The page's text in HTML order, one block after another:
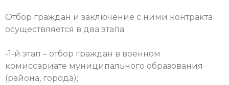
Отбор граждан и заключение с ними контракта
осуществляется в два этапа:
-1-й этап – отбор граждан в военном
комиссариате муниципального образования
(района, города);